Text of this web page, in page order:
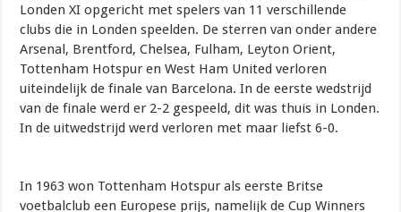
Londen XI opgericht met spelers van 11 verschillende
clubs die in Londen speelden. De sterren van onder andere
Arsenal, Brentford, Chelsea, Fulham, Leyton Orient,
Tottenham Hotspur en West Ham United verloren
uiteindelijk de finale van Barcelona. In de eerste wedstrijd
van de finale werd er 2-2 gespeeld, dit was thuis in Londen.
In de uitwedstrijd werd verloren met maar liefst 6-0.
In 1963 won Tottenham Hotspur als eerste Britse
voetbalclub een Europese prijs, namelijk de Cup Winners